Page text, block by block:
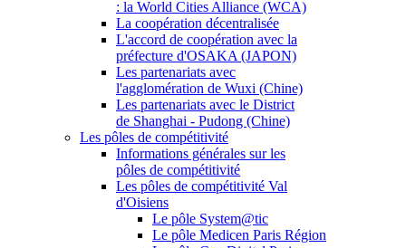
: la World Cities Alliance (WCA)
La coopération décentralisée
L'accord de coopération avec la
préfecture d'OSAKA (JAPON)
Les partenariats avec
l'agglomération de Wuxi (Chine)
Les partenariats avec le District
de Shanghai - Pudong (Chine)
Les pôles de compétitivité
Informations générales sur les
pôles de compétitivité
Les pôles de compétitivité Val
d'Oisiens
Le pôle System@tic
Le pôle Medicen Paris Région